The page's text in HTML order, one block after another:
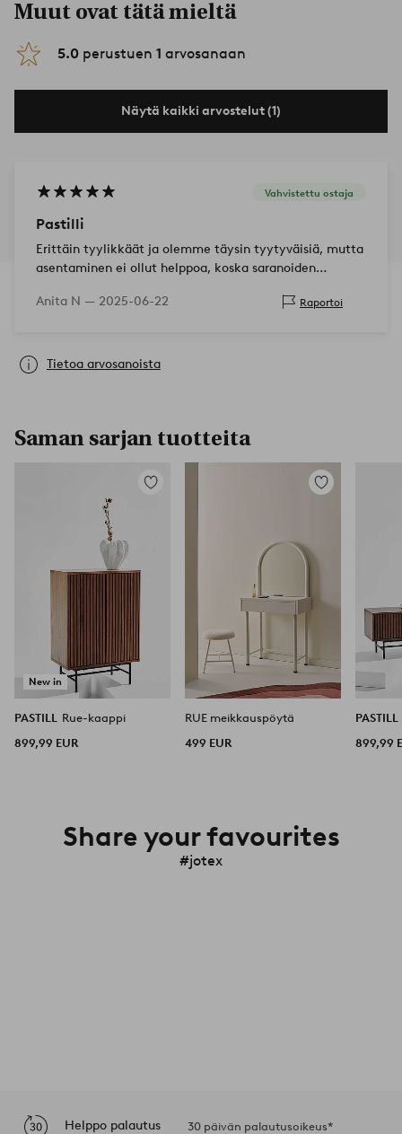
Muut ovat tätä mieltä
5.0 perustuen 1 arvosanaan
Näytä kaikki arvostelut (1)
Vahvistettu ostaja
Pastilli
Erittäin tyylikkäät ja olemme täysin tyytyväisiä, mutta
asentaminen ei ollut helppoa, koska saranoiden
huonosti kuultolakkaa.
Anita N — 2025-06-22 Raportoi
Tietoa arvosanoista
Saman sarjan tuotteita
New in
Lisää
PASTILL
Rue-kaappi
899,99 EUR
Lisää
RUE meikkauspöytä
499 EUR
PASTILL
899,99
Share your favourites
#jotex
Helppo palautus 30 päivän palautusoikeus*